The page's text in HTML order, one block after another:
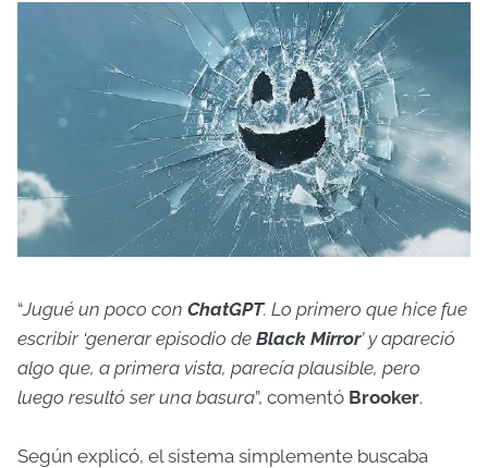
“Jugué un poco con ChatGPT. Lo primero que hice fue
escribir ‘generar episodio de Black Mirror’ y apareció
algo que, a primera vista, parecía plausible, pero
luego resultó ser una basura”, comentó Brooker.
Según explicó, el sistema simplemente buscaba